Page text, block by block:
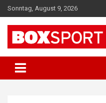
Skip
to
content
Sonntag, August 9, 2026
BOXSPORT